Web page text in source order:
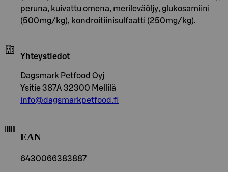
peruna, kuivattu omena, merileväöljy, glukosamiini
(500mg/kg), kondroitiinisulfaatti (250mg/kg).
Yhteystiedot
Dagsmark Petfood Oyj
Ysitie 387A 32300 Mellilä
info@dagsmarkpetfood.fi
EAN
6430066383887